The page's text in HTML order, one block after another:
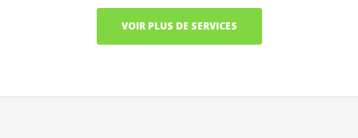
VOIR PLUS DE SERVICES